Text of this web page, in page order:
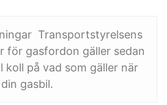
Transportstyrelsens
för gasfordon gäller sedan
koll på vad som gäller när
gasbil.